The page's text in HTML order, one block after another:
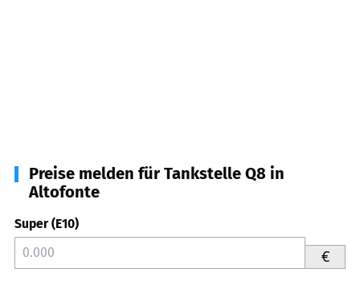
Preise melden für Tankstelle Q8 in
Altofonte
Super (E10)
€